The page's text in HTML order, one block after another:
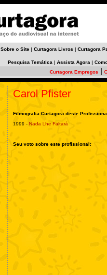
Sobre o Site | Curtagora Livros | Curtagora
Pesquisa Temática | Assista Agora |
Curtagora Empregos
Carol Pfister
Filmografia Curtagora deste
1999 - Nada Lhe Faltará
Seu voto sobre este profissional: